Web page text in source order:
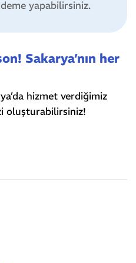
yapabilirsiniz.
Sakarya’nın her
hizmet verdiğimiz
oluşturabilirsiniz!